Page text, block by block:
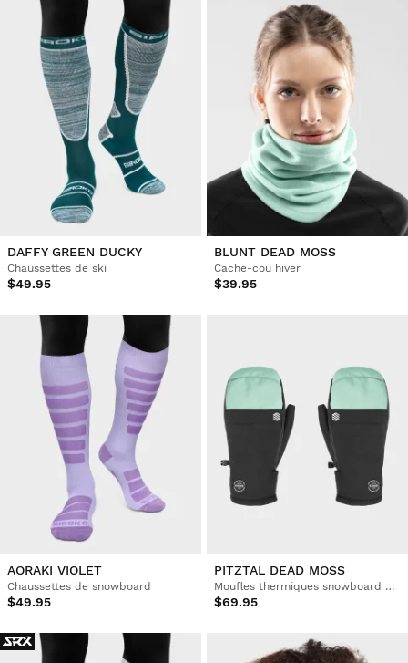
DAFFY GREEN DUCKY
Chaussettes de ski
$49.95
BLUNT DEAD MOSS
Cache-cou hiver
$39.95
AORAKI VIOLET
Chaussettes de snowboard
$49.95
PITZTAL DEAD MOSS
Moufles thermiques snowboard et ski
$69.95